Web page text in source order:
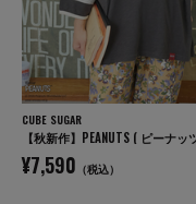
CUBE SUGAR
¥7,590 （税込）